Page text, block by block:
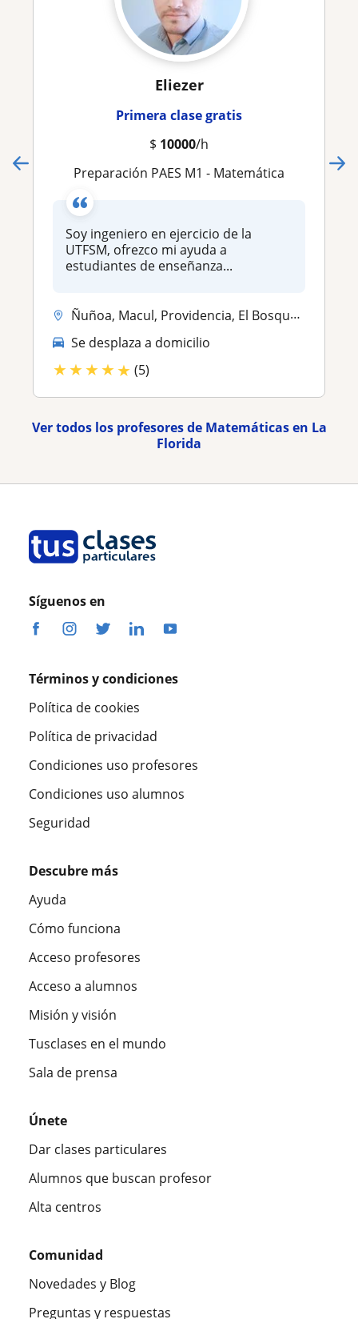
Eliezer
Primera clase gratis
$ 10000/h
Preparación PAES M1 - Matemática
Soy ingeniero en ejercicio de la
UTFSM, ofrezco mi ayuda a
estudiantes de enseñanza...
Ñuñoa, Macul, Providencia, El Bosque, Estacion Central, La Florida, La...
Se desplaza a domicilio
★★★★★ (5)
Ver todos los profesores de Matemáticas en La
Florida
Síguenos en
Términos y condiciones
Política de cookies
Política de privacidad
Condiciones uso profesores
Condiciones uso alumnos
Seguridad
Descubre más
Ayuda
Cómo funciona
Acceso profesores
Acceso a alumnos
Misión y visión
Tusclases en el mundo
Sala de prensa
Únete
Dar clases particulares
Alumnos que buscan profesor
Alta centros
Comunidad
Novedades y Blog
Preguntas y respuestas